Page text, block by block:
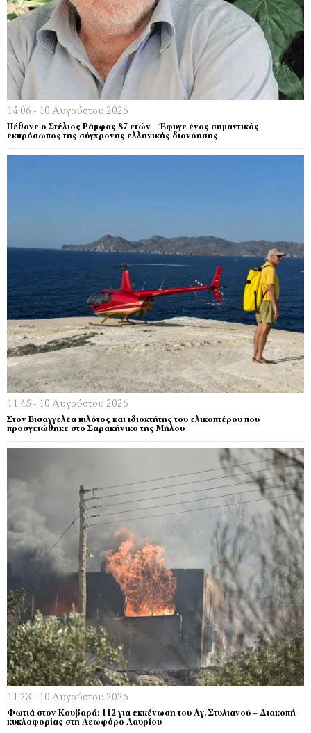
14:06 - 10 Αυγούστου 2026
Πέθανε ο Στέλιος Ράμφος 87 ετών – Έφυγε ένας σημαντικός
εκπρόσωπος της σύγχρονης ελληνικής διανόησης
11:45 - 10 Αυγούστου 2026
Στον Εισαγγελέα πιλότος και ιδιοκτήτης του ελικοπτέρου που
προσγειώθηκε στο Σαρακήνικο της Μήλου
11:23 - 10 Αυγούστου 2026
Φωτιά στον Κουβαρά: 112 για εκκένωση του Αγ. Στυλιανού – Διακοπή
κυκλοφορίας στη Λεωφόρο Λαυρίου